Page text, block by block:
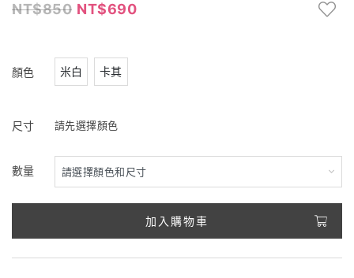
850
690
顏色 米白 卡其
尺寸 請先選擇顏色
數量
加入購物車